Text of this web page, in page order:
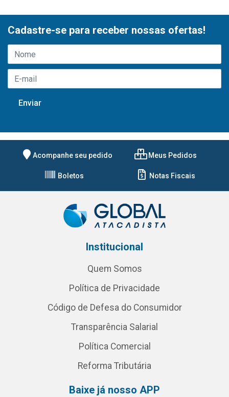
Cadastre-se para receber nossas ofertas!
Acompanhe seu pedido Meus Pedidos
Boletos Notas Fiscais
Institucional
Quem Somos
Política de Privacidade
Código de Defesa do Consumidor
Transparência Salarial
Política Comercial
Reforma Tributária
Baixe já nosso APP